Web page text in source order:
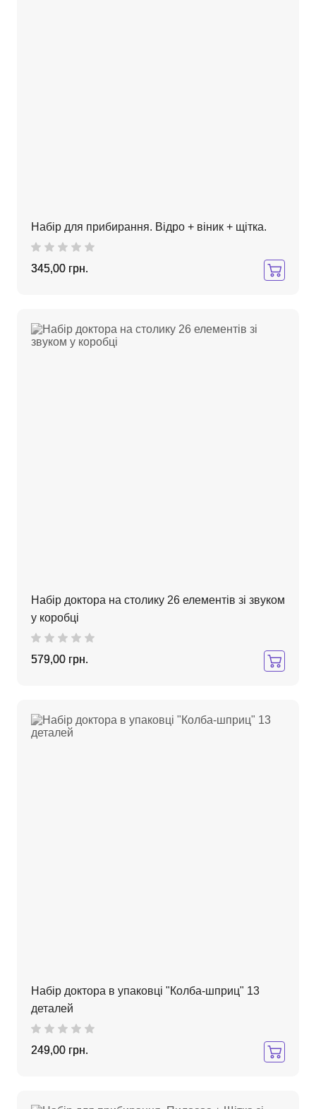
Набір для прибирання. Відро + віник + щітка.
345,00 грн.
Набір доктора на столику 26 елементів зі звуком
у коробці
579,00 грн.
Набір доктора в упаковці "Колба-шприц" 13
деталей
249,00 грн.